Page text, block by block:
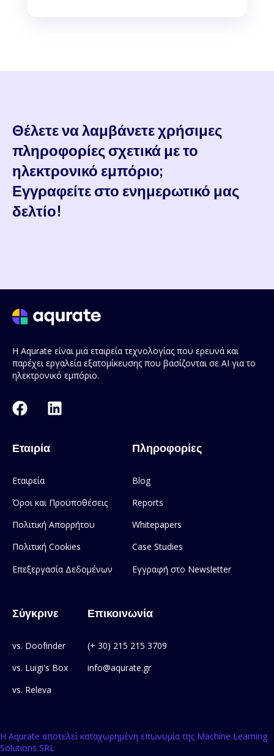
Θέλετε να λαμβάνετε χρήσιμες
πληροφορίες σχετικά με το
ηλεκτρονικό εμπόριο;
Εγγραφείτε στο ενημερωτικό μας
δελτίο!
Η Aqurate είναι μια εταιρεία τεχνολογίας που ερευνά και
παρέχει εργαλεία εξατομίκευσης που βασίζονται σε AI για το
ηλεκτρονικό εμπόριο.
Εταιρία
Εταιρεία
Όροι και Προϋποθέσεις
Πολιτική Απορρήτου
Πολιτική Cookies
Επεξεργασία Δεδομένων
Πληροφορίες
Blog
Reports
Whitepapers
Case Studies
Εγγραφή στο Newsletter
Σύγκρινε
vs. Doofinder
vs. Luigi's Box
vs. Releva
Επικοινωνία
(+ 30) 215 215 3709
info@aqurate.gr
Η Aqurate αποτελεί καταχωρημένη επωνυμία της Machine Learning
Solutions SRL